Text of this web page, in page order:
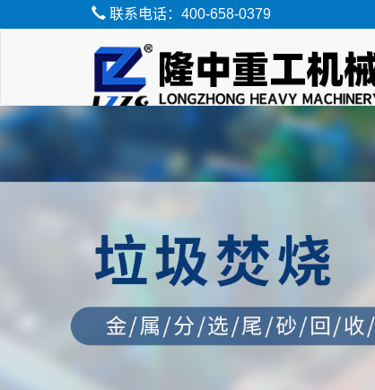
联系电话：400-658-0379
脱水筛